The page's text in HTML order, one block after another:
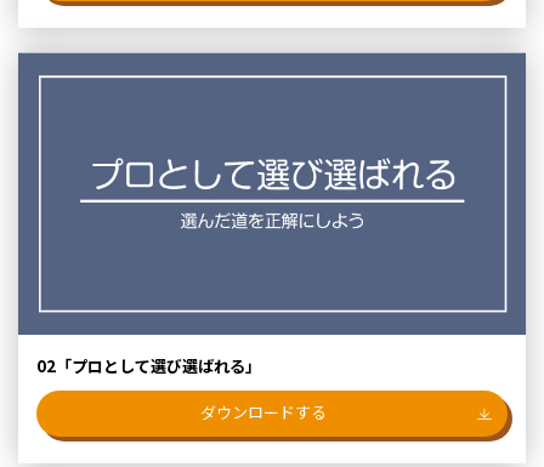
02「プロとして選び選ばれる」
ダウンロードする